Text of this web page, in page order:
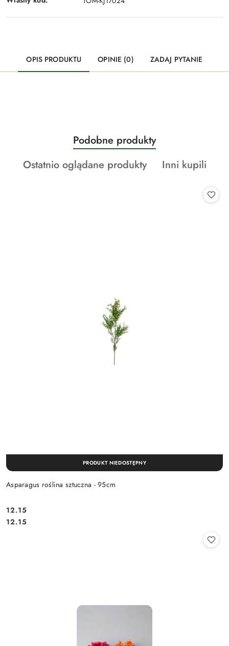
OPIS PRODUKTU OPINIE (0) ZADAJ PYTANIE
Pomiń karuzelę produktów
Produkty
o
statusie:
Podobne produkty
Produkty
Ostatnio oglądane produkty
Produkty
Inni kupili
Asparagus roślina sztuczna - 95cm
Cena:
12.15
Cena:
12.15
PRODUKT NIEDOSTĘPNY